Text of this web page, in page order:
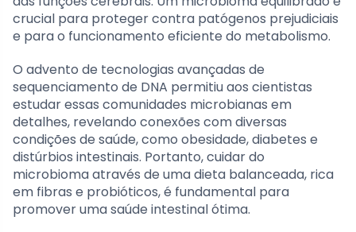
crucial para proteger contra patógenos prejudiciais
e para o funcionamento eficiente do metabolismo.
O advento de tecnologias avançadas de
sequenciamento de DNA permitiu aos cientistas
estudar essas comunidades microbianas em
detalhes, revelando conexões com diversas
condições de saúde, como obesidade, diabetes e
distúrbios intestinais. Portanto, cuidar do
microbioma através de uma dieta balanceada, rica
em fibras e probióticos, é fundamental para
promover uma saúde intestinal ótima.